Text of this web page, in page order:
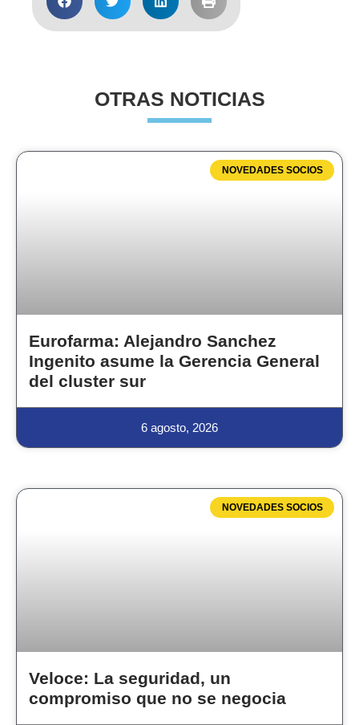
OTRAS NOTICIAS
NOVEDADES SOCIOS
Eurofarma: Alejandro Sanchez
Ingenito asume la Gerencia General
del cluster sur
6 agosto, 2026
NOVEDADES SOCIOS
Veloce: La seguridad, un
compromiso que no se negocia